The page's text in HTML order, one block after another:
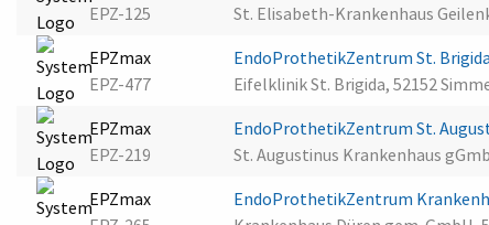
EPZ-125
St. Elisabeth-Krankenhaus
EPZmax
EPZ-477
EndoProthetikZentrum St.
Eifelklinik St. Brigida, 52152
EPZmax
EPZ-219
EndoProthetikZentrum St.
St. Augustinus Krankenhaus
EPZmax
EndoProthetikZentrum